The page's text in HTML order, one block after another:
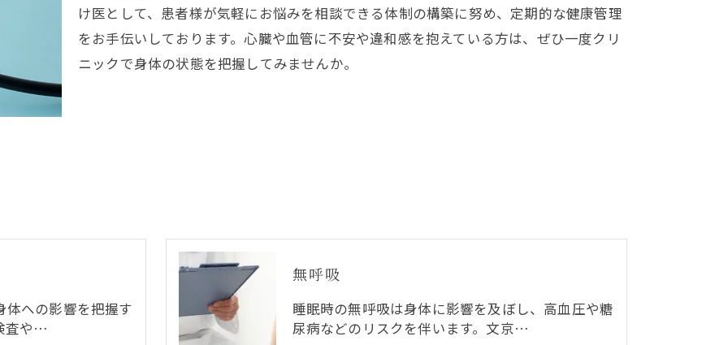
け医として、患者様が気軽にお悩みを相談できる体制の構築に努め、定期的な健康管理
をお手伝いしております。心臓や血管に不安や違和感を抱えている方は、ぜひ一度クリ
ニックで身体の状態を把握してみませんか。
体への影響を把握す
査や…
無呼吸
睡眠時の無呼吸は身体に影響を及ぼし、高血圧や糖
尿病などのリスクを伴います。文京…